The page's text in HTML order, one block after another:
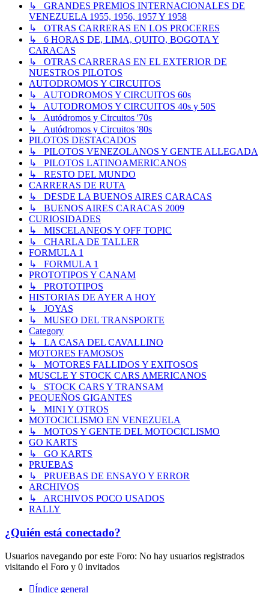
↳ GRANDES PREMIOS INTERNACIONALES DE
VENEZUELA 1955, 1956, 1957 Y 1958
↳ OTRAS CARRERAS EN LOS PROCERES
↳ 6 HORAS DE, LIMA, QUITO, BOGOTA Y
CARACAS
↳ OTRAS CARRERAS EN EL EXTERIOR DE
NUESTROS PILOTOS
AUTODROMOS Y CIRCUITOS
↳ AUTODROMOS Y CIRCUITOS 60s
↳ AUTODROMOS Y CIRCUITOS 40s y 50S
↳ Autódromos y Circuitos '70s
↳ Autódromos y Circuitos '80s
PILOTOS DESTACADOS
↳ PILOTOS VENEZOLANOS Y GENTE ALLEGADA
↳ PILOTOS LATINOAMERICANOS
↳ RESTO DEL MUNDO
CARRERAS DE RUTA
↳ DESDE LA BUENOS AIRES CARACAS
↳ BUENOS AIRES CARACAS 2009
CURIOSIDADES
↳ MISCELANEOS Y OFF TOPIC
↳ CHARLA DE TALLER
FORMULA 1
↳ FORMULA 1
PROTOTIPOS Y CANAM
↳ PROTOTIPOS
HISTORIAS DE AYER A HOY
↳ JOYAS
↳ MUSEO DEL TRANSPORTE
Category
↳ LA CASA DEL CAVALLINO
MOTORES FAMOSOS
↳ MOTORES FALLIDOS Y EXITOSOS
MUSCLE Y STOCK CARS AMERICANOS
↳ STOCK CARS Y TRANSAM
PEQUEÑOS GIGANTES
↳ MINI Y OTROS
MOTOCICLISMO EN VENEZUELA
↳ MOTOS Y GENTE DEL MOTOCICLISMO
GO KARTS
↳ GO KARTS
PRUEBAS
↳ PRUEBAS DE ENSAYO Y ERROR
ARCHIVOS
↳ ARCHIVOS POCO USADOS
RALLY
¿Quién está conectado?
Usuarios navegando por este Foro: No hay usuarios registrados
visitando el Foro y 0 invitados
Índice general